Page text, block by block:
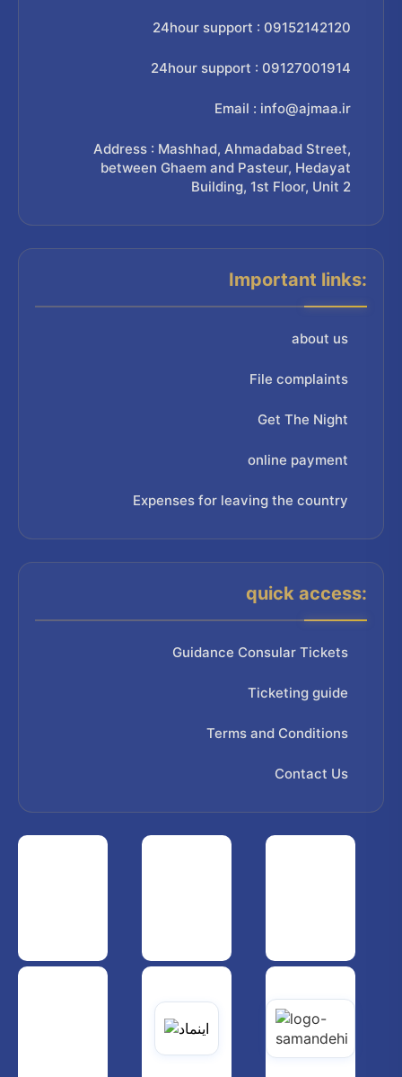
24hour support : 09152142120
24hour support : 09127001914
Email : info@ajmaa.ir
Address : Mashhad, Ahmadabad Street,
between Ghaem and Pasteur, Hedayat
Building, 1st Floor, Unit 2
Important links:
about us
File complaints
Get The Night
online payment
Expenses for leaving the country
quick access:
Guidance Consular Tickets
Ticketing guide
Terms and Conditions
Contact Us